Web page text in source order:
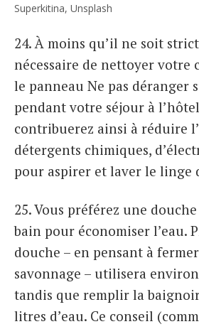
Superkitina, Unsplash
24. À moins qu’il ne soit
nécessaire de nettoyer votre
le panneau Ne pas déranger
pendant votre séjour à
contribuerez ainsi à réduire
détergents chimiques,
pour aspirer et laver le linge
25. Vous préférez une
bain pour économiser l’eau.
douche – en pensant à
savonnage – utilisera
tandis que remplir la
litres d’eau. Ce conseil